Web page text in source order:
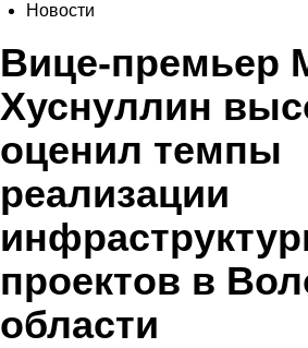
Новости
Вице-премьер
Хуснуллин
оценил темпы
реализации
проектов в
области